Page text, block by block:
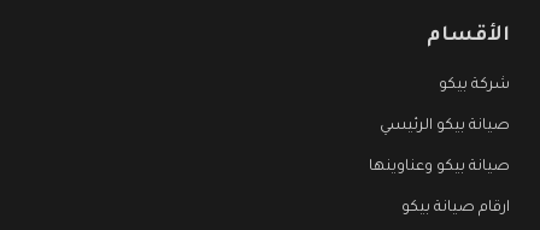
الأقسام
شركة بيكو
صيانة بيكو الرئيسي
صيانة بيكو وعناوينها
ارقام صيانة بيكو